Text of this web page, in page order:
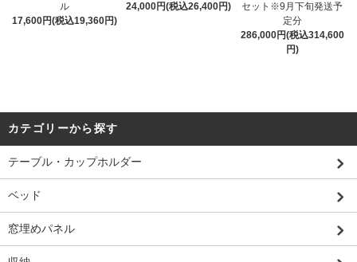
ル
17,600円(税込19,360円)
24,000円(税込26,400円)
セット※9月下旬発送予
定分
286,000円(税込314,600
円)
カテゴリーから探す
テーブル・カップホルダー
ベッド
窓埋めパネル